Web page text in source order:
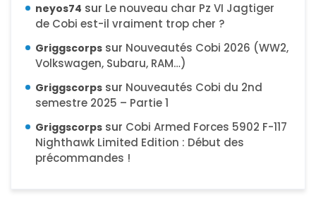
neyos74 sur Le nouveau char Pz VI Jagtiger
de Cobi est-il vraiment trop cher ?
Griggscorps sur Nouveautés Cobi 2026 (WW2,
Volkswagen, Subaru, RAM…)
Griggscorps sur Nouveautés Cobi du 2nd
semestre 2025 – Partie 1
Griggscorps sur Cobi Armed Forces 5902 F-117
Nighthawk Limited Edition : Début des
précommandes !